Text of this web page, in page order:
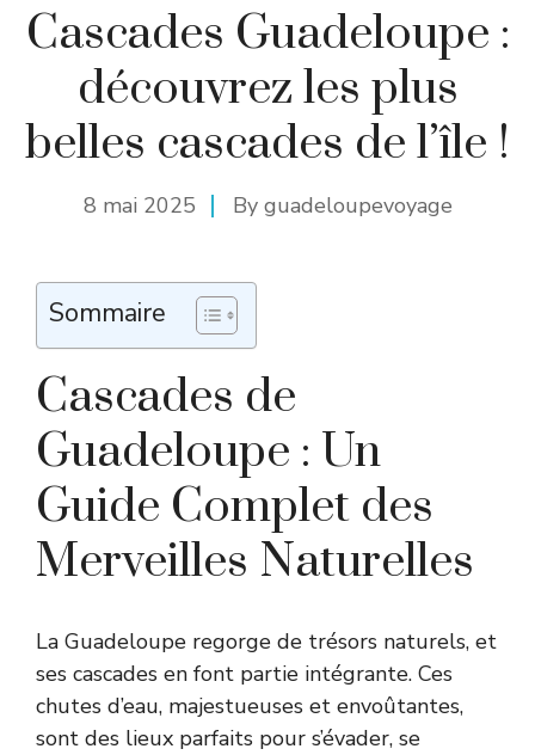
Cascades Guadeloupe :
découvrez les plus
belles cascades de l’île !
8 mai 2025 By guadeloupevoyage
Sommaire
Cascades de
Guadeloupe : Un
Guide Complet des
Merveilles Naturelles
La Guadeloupe regorge de trésors naturels, et
ses cascades en font partie intégrante. Ces
chutes d’eau, majestueuses et envoûtantes,
sont des lieux parfaits pour s’évader, se